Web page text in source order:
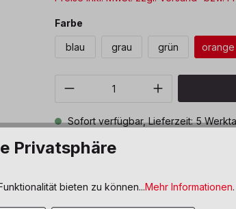
Farbe
blau grau grün orange
Produkt Anzahl: Gib
Sofort verfügbar, Lieferzeit: 5
Zum Merkzettel hinzufügen
Privatsphäre
bieten zu können...Mehr Informationen.